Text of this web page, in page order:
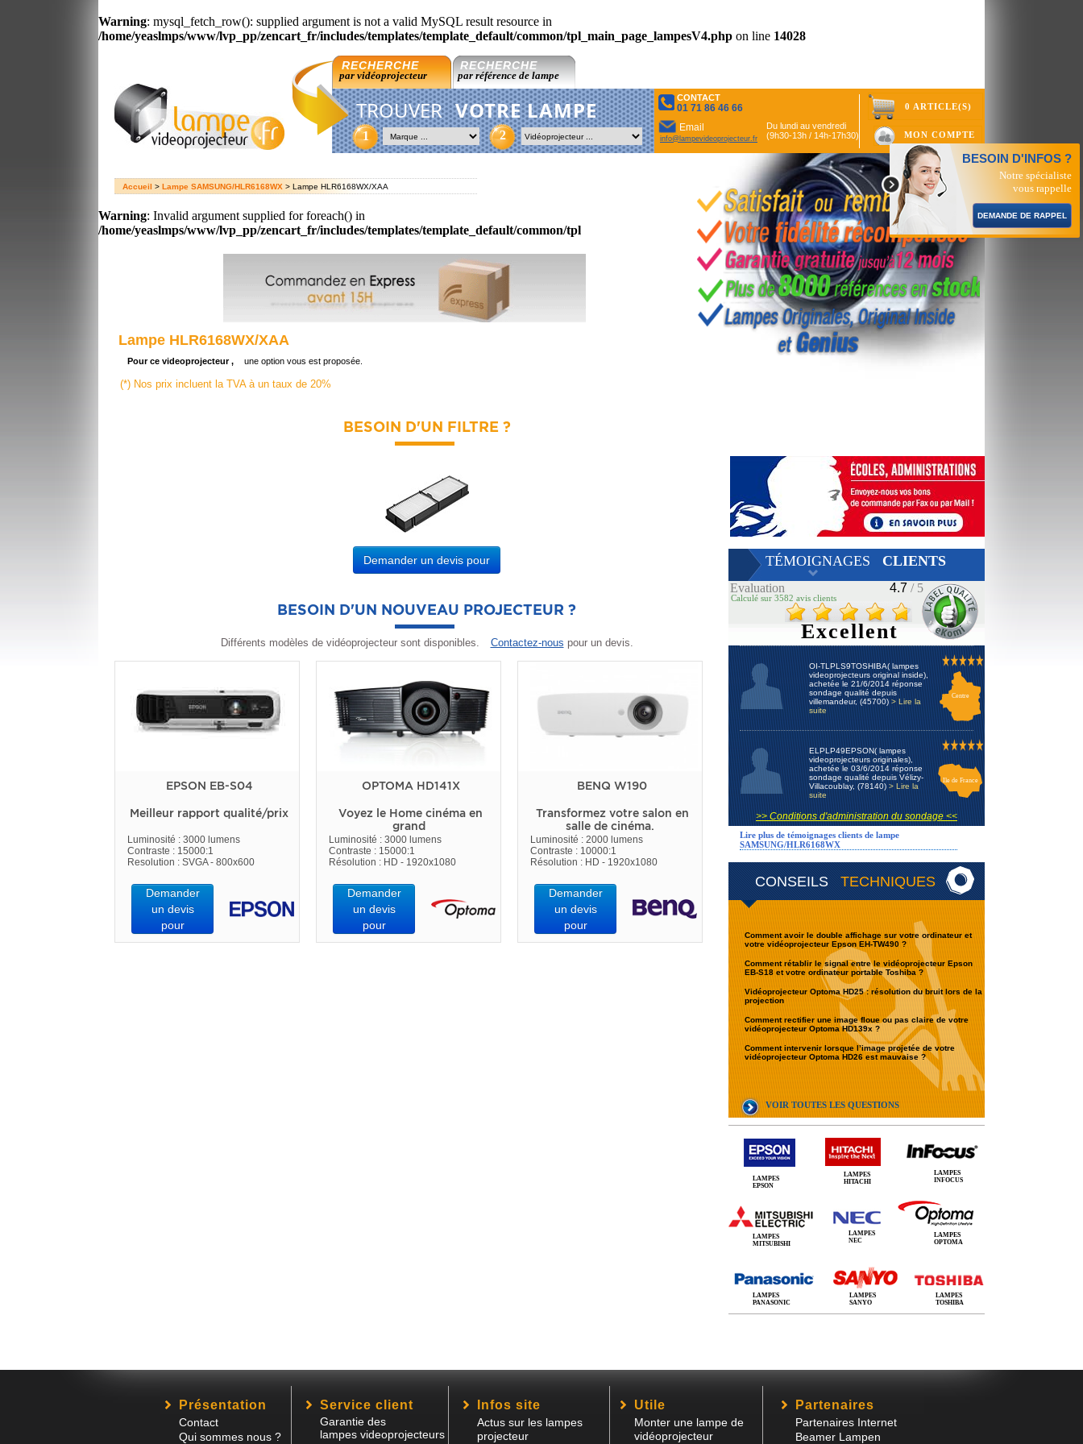
Warning: mysql_fetch_row(): supplied argument is not a valid MySQL result resource in
/home/yeaslmps/www/lvp_pp/zencart_fr/includes/templates/template_default/common/tpl_main_page_lampesV4.php on line 14028
RECHERCHE
par vidéoprojecteur
RECHERCHE
par référence de lampe
TROUVER VOTRE LAMPE
1 2
CONTACT
01 71 86 46 66
Email
info@lampevideoprojecteur.fr
Du lundi au vendredi
(9h30-13h / 14h-17h30)
0 ARTICLE(S)
MON COMPTE
Accueil > Lampe SAMSUNG/HLR6168WX > Lampe HLR6168WX/XAA
CONSEILS TECHNIQUES
BESOIN D'INFOS ?
Notre spécialiste
vous rappelle
DEMANDE DE RAPPEL
Comment avoir le double affichage sur votre ordinateur et
votre vidéoprojecteur Epson EH-TW490 ?
Comment rétablir le signal entre le vidéoprojecteur Epson
EB-S18 et votre ordinateur portable Toshiba ?
Vidéoprojecteur Optoma HD25 : résolution du bruit lors de la
projection
Comment rectifier une image floue ou pas claire de votre
vidéoprojecteur Optoma HD139x ?
Comment intervenir lorsque l’image projetée de votre
vidéoprojecteur Optoma HD26 est mauvaise ?
VOIR TOUTES LES QUESTIONS
TÉMOIGNAGES CLIENTS
Evaluation 4.7 / 5
Calculé sur 3582 avis clients
Excellent
OI-TLPLS9TOSHIBA( lampes
videoprojecteurs original inside),
achetée le 21/6/2014 réponse
sondage qualité depuis
villemandeur, (45700) > Lire la
suite
Centre
ELPLP49EPSON( lampes
videoprojecteurs originales),
achetée le 03/6/2014 réponse
sondage qualité depuis Vélizy-
Villacoublay, (78140) > Lire la
suite
Ile de France
>> Conditions d'administration du sondage <<
Lire plus de témoignages clients de lampe
SAMSUNG/HLR6168WX
LAMPES
EPSON
LAMPES
HITACHI
LAMPES
INFOCUS
LAMPES
MITSUBISHI
LAMPES
NEC
LAMPES
OPTOMA
LAMPES
PANASONIC
LAMPES
SANYO
LAMPES
TOSHIBA
Warning: Invalid argument supplied for foreach() in
/home/yeaslmps/www/lvp_pp/zencart_fr/includes/templates/template_default/common/tpl_main_page_lampesV4.phpon line 14317
Lampe HLR6168WX/XAA
Pour ce videoprojecteur , une option vous est proposée.
(*) Nos prix incluent la TVA à un taux de 20%
BESOIN D'UN FILTRE ?
Demander un devis pour
BESOIN D'UN NOUVEAU PROJECTEUR ?
Différents modèles de vidéoprojecteur sont disponibles. Contactez-nous pour un devis.
EPSON EB-S04
Meilleur rapport qualité/prix
Luminosité : 3000 lumens
Contraste : 15000:1
Resolution : SVGA - 800x600
Demander
un devis
pour
OPTOMA HD141X
Voyez le Home cinéma en
grand
Luminosité : 3000 lumens
Contraste : 15000:1
Résolution : HD - 1920x1080
Demander
un devis
pour
BENQ W190
Transformez votre salon en
salle de cinéma.
Luminosité : 2000 lumens
Contraste : 10000:1
Résolution : HD - 1920x1080
Demander
un devis
pour
Présentation
Contact
Qui sommes nous ?
Service client
Garantie des
lampes videoprojecteurs
Infos site
Actus sur les lampes
projecteur
Utile
Monter une lampe de
vidéoprojecteur
Partenaires
Partenaires Internet
Beamer Lampen